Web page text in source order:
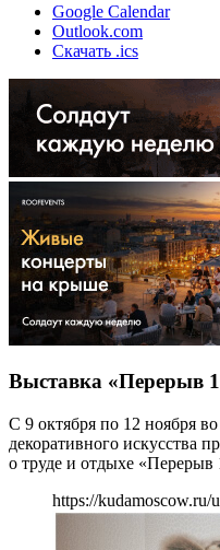
Google Calendar
Outlook.com
Скачать .ics
Выставка «Перерыв
С 9 октября по 12 ноября
декоративного искусства
о труде и отдыхе «Перерыв
https://kudamoscow.ru/